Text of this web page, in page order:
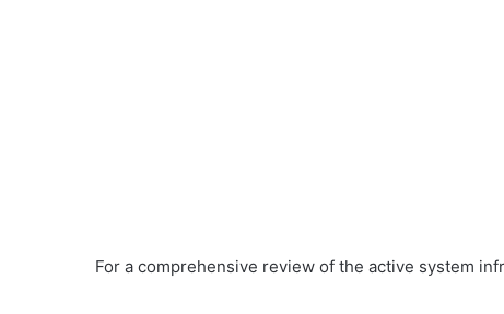
For a comprehensive review of the active system